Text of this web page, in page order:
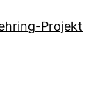
Projekt